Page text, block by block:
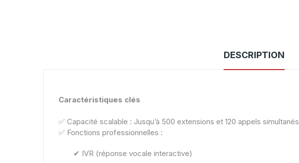
DESCRIPTION
Caractéristiques clés
✅ Capacité scalable : Jusqu’à 500 extensions et 120 appels simultanés
✅ Fonctions professionnelles :
✔ IVR (réponse vocale interactive)